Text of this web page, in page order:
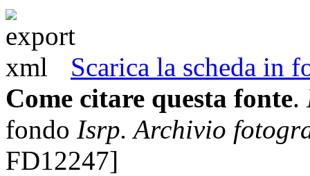
Scarica la scheda in
Come citare questa fonte.
fondo Isrp. Archivio
FD12247]